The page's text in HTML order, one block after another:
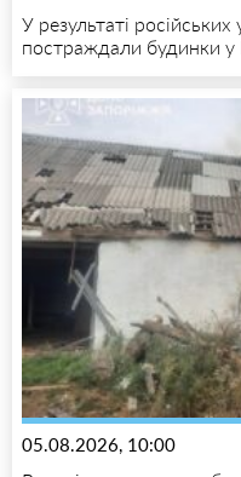
У результаті
постраждали будинки у
05.08.2026, 10:00